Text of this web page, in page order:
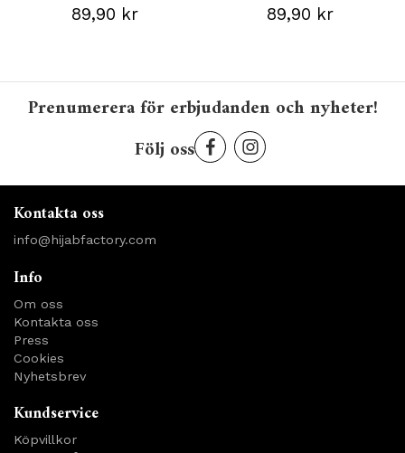
89,90 kr 89,90 kr
Prenumerera för erbjudanden och nyheter!
Följ oss
Kontakta oss
info@hijabfactory.com
Info
Om oss
Kontakta oss
Press
Cookies
Nyhetsbrev
Kundservice
Köpvillkor